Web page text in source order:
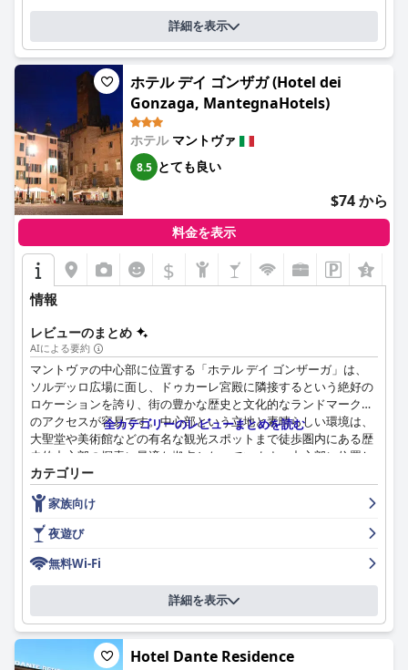
詳細を表示
ホテル デイ ゴンザガ (Hotel dei
Gonzaga, MantegnaHotels)
ホテル マントヴァ
8.5 とても良い
$74 から
料金を表示
$
情報
レビューのまとめ
AIによる要約
マントヴァの中心部に位置する「ホテル デイ ゴンザーガ」は、
ソルデッロ広場に面し、ドゥカーレ宮殿に隣接するという絶好の
ロケーションを誇り、街の豊かな歴史と文化的なランドマークへ
のアクセスが容易です。中心部という立地と素晴らしい環境は、
大聖堂や美術館などの有名な観光スポットまで徒歩圏内にある歴
史的中心部の探索に最適な拠点となっています。中心部に位置し
ているにもかかわらず、ホテルは静かな隠れ家を提供しており、
絵のように美しいメイン広場の素晴らしい景色を眺めることがで
きます。近くの公共交通機関や駐車場も利便性を高めています。
客室は、その清潔さ、広さ、モダンな家具、効果的な防音設備な
ど、優れたアメニティが高く評価されています。地元のランドマ
ークの美しい景色を楽しみ、快適なベッドと設備の整ったバスル
ームに感謝しています。部屋のサイズは異なりますが、小さな部
屋でも機能的で適切に家具が備えられており、短期滞在に適して
います。自然光が少ない、またはエアコンの騒音などの問題が時
折ありますが、全体的なフィードバックは肯定的です。
全カテゴリーのレビューまとめを読む
カテゴリー
家族向け
夜遊び
無料Wi-Fi
詳細を表示
Hotel Dante Residence